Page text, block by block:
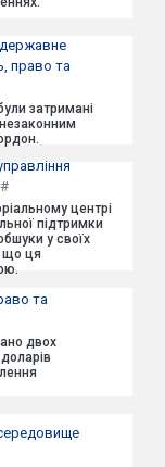
державне
право та
затримані
#
центрі
підтримки
у своїх
що ця
та
двох